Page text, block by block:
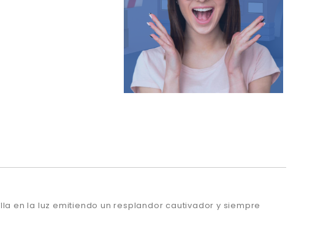
en la luz emitiendo un resplandor cautivador y siempre